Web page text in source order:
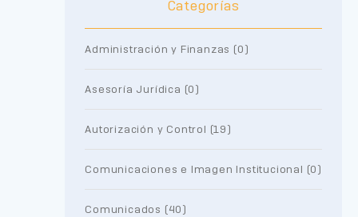
Categorías
Administración y Finanzas (0)
Asesoría Jurídica (0)
Autorización y Control (19)
Comunicaciones e Imagen Institucional (0)
Comunicados (40)